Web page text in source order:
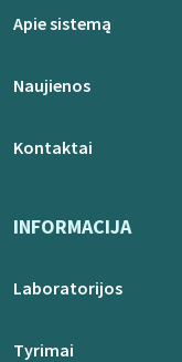
Apie sistemą
Naujienos
Kontaktai
INFORMACIJA
Laboratorijos
Tyrimai